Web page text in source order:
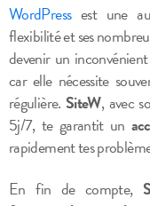
WordPressest une
flexibilité et ses
devenir un
car elle nécessite
régulière. SiteW, avec
5j/7, te garantit un
rapidement tes
En fin de compte,